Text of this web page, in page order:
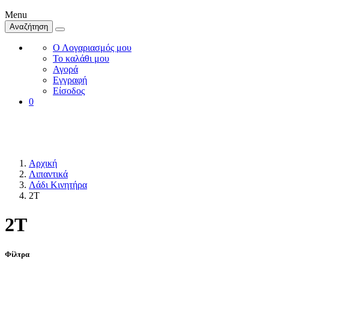
Menu
Αναζήτηση
Ο Λογαριασμός μου
Το καλάθι μου
Αγορά
Εγγραφή
Είσοδος
0
Αρχική
Λιπαντικά
Λάδι Κινητήρα
2Τ
2Τ
Φίλτρα